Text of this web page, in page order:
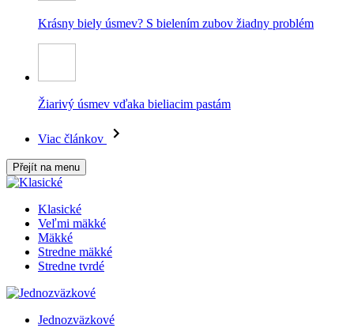
Krásny biely úsmev? S bielením zubov žiadny problém
Žiarivý úsmev vďaka bieliacim pastám
Viac článkov
Přejít na menu
Klasické
Veľmi mäkké
Mäkké
Stredne mäkké
Stredne tvrdé
Jednozväzkové